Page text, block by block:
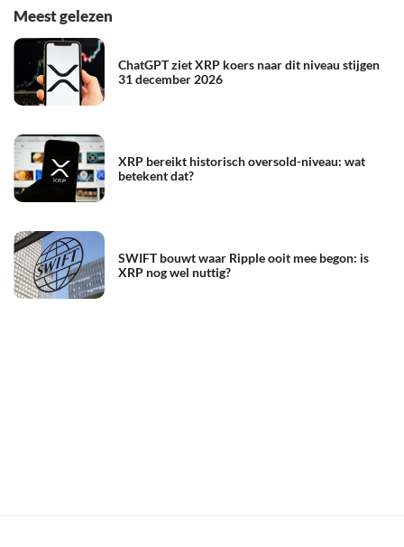
Meest gelezen
ChatGPT ziet XRP koers naar dit niveau stijgen
31 december 2026
XRP bereikt historisch oversold-niveau: wat
betekent dat?
SWIFT bouwt waar Ripple ooit mee begon: is
XRP nog wel nuttig?